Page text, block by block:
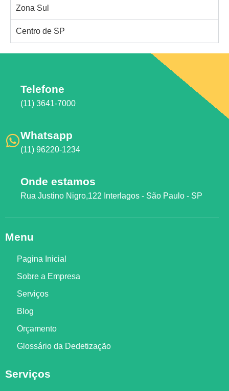
Zona Sul
Centro de SP
Telefone
(11) 3641-7000
Whatsapp
(11) 96220-1234
Onde estamos
Rua Justino Nigro,122 Interlagos - São Paulo - SP
Menu
Pagina Inicial
Sobre a Empresa
Serviços
Blog
Orçamento
Glossário da Dedetização
Serviços